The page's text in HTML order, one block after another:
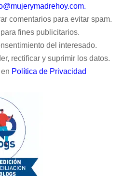
comentarios para evitar spam.
fines publicitarios.
del interesado.
rectificar y suprimir los datos.
Política de Privacidad